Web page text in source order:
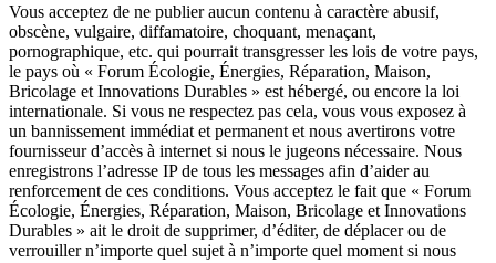
Vous acceptez de ne publier aucun contenu à caractère abusif,
obscène, vulgaire, diffamatoire, choquant, menaçant,
pornographique, etc. qui pourrait transgresser les lois de votre pays,
le pays où « Forum Écologie, Énergies, Réparation, Maison,
Bricolage et Innovations Durables » est hébergé, ou encore la loi
internationale. Si vous ne respectez pas cela, vous vous exposez à
un bannissement immédiat et permanent et nous avertirons votre
fournisseur d’accès à internet si nous le jugeons nécessaire. Nous
enregistrons l’adresse IP de tous les messages afin d’aider au
renforcement de ces conditions. Vous acceptez le fait que « Forum
Écologie, Énergies, Réparation, Maison, Bricolage et Innovations
Durables » ait le droit de supprimer, d’éditer, de déplacer ou de
verrouiller n’importe quel sujet à n’importe quel moment si nous